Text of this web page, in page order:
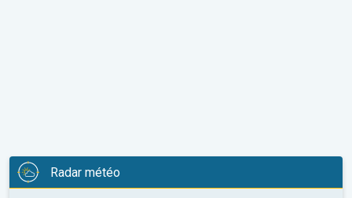
Radar météo